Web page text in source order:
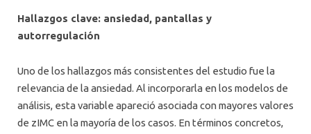
Hallazgos clave: ansiedad, pantallas y
autorregulación
Uno de los hallazgos más consistentes del estudio fue la
relevancia de la ansiedad. Al incorporarla en los modelos de
análisis, esta variable apareció asociada con mayores valores
de zIMC en la mayoría de los casos. En términos concretos,